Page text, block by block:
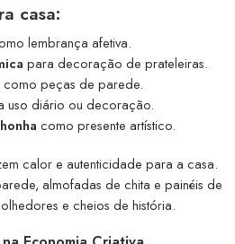
casa:
lembrança afetiva.
para decoração de prateleiras.
como peças de parede.
uso diário ou decoração.
como presente artístico.
calor e autenticidade para a casa.
almofadas de chita e painéis de
e cheios de história.